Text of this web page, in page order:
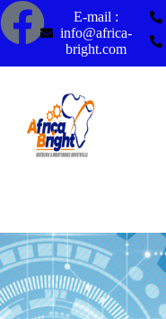
E-mail :
info@africa-
bright.com